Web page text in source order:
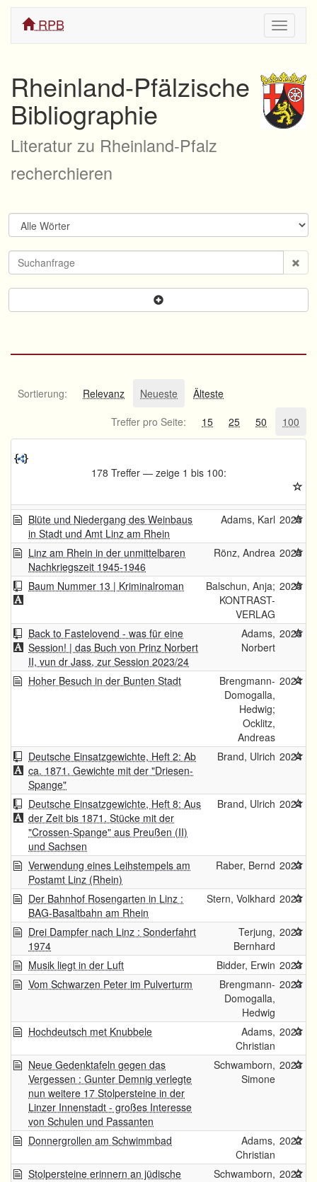
ein/
RPB
Rheinland-Pfälzische
Bibliographie
Literatur zu Rheinland-Pfalz
recherchieren
Sortierung: Relevanz Neueste
Älteste
Treffer pro Seite:
15 25 50 100
178 Treffer — zeige 1 bis 100:
Blüte und Niedergang des Weinbaus
in Stadt und Amt Linz am Rhein
Adams, Karl 2025
Linz am Rhein in der unmittelbaren
Nachkriegszeit 1945-1946
Rönz, Andrea 2025
Baum Nummer 13 | Kriminalroman
Balschun, Anja;
KONTRAST-
VERLAG
2025
Back to Fastelovend - was für eine
Session! | das Buch von Prinz Norbert
II, vun dr Jass, zur Session 2023/24
Adams,
Norbert
2025
Hoher Besuch in der Bunten Stadt
Brengmann-
Domogalla,
Hedwig;
Ocklitz,
Andreas
2024
Deutsche Einsatzgewichte, Heft 2: Ab
ca. 1871. Gewichte mit der "Driesen-
Spange"
Brand, Ulrich 2024
Deutsche Einsatzgewichte, Heft 8: Aus
der Zeit bis 1871. Stücke mit der
"Crossen-Spange" aus Preußen (II)
und Sachsen
Brand, Ulrich 2024
Verwendung eines Leihstempels am
Postamt Linz (Rhein)
Raber, Bernd 2023
Der Bahnhof Rosengarten in Linz :
BAG-Basaltbahn am Rhein
Stern, Volkhard 2023
Drei Dampfer nach Linz : Sonderfahrt
1974
Terjung,
Bernhard
2023
Musik liegt in der Luft Bidder, Erwin 2023
Vom Schwarzen Peter im Pulverturm
Brengmann-
Domogalla,
Hedwig
2023
Hochdeutsch met Knubbele
Adams,
Christian
2023
Neue Gedenktafeln gegen das
Vergessen : Gunter Demnig verlegte
nun weitere 17 Stolpersteine in der
Linzer Innenstadt - großes Interesse
von Schulen und Passanten
Schwamborn,
Simone
2023
Donnergrollen am Schwimmbad
Adams,
Christian
2022
Stolpersteine erinnern an jüdische
Schwamborn, 2022